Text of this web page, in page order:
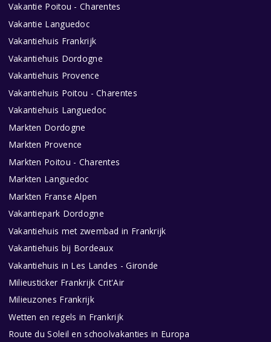
Vakantie Poitou - Charentes
Vakantie Languedoc
Vakantiehuis Frankrijk
Vakantiehuis Dordogne
Vakantiehuis Provence
Vakantiehuis Poitou - Charentes
Vakantiehuis Languedoc
Markten Dordogne
Markten Provence
Markten Poitou - Charentes
Markten Languedoc
Markten Franse Alpen
Vakantiepark Dordogne
Vakantiehuis met zwembad in Frankrijk
Vakantiehuis bij Bordeaux
Vakantiehuis in Les Landes - Gironde
Milieusticker Frankrijk Crit'Air
Milieuzones Frankrijk
Wetten en regels in Frankrijk
Route du Soleil en schoolvakanties in Europa